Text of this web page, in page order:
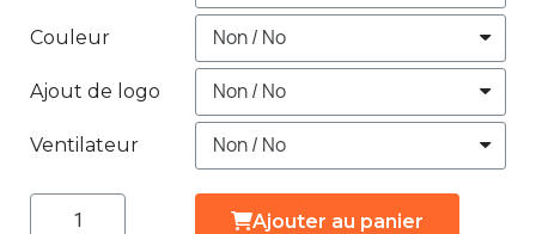
Couleur
Ajout de logo
Ventilateur
Ajouter au panier